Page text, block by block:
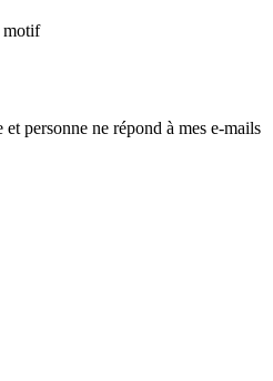
motif
et personne ne répond à mes e-mails